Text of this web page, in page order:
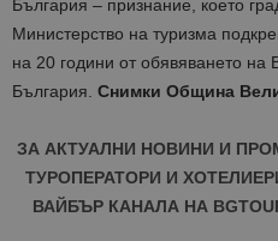
България – признание, което
Министерство на туризма
на 20 години от обявяването
България. Снимки Община
ЗА АКТУАЛНИ НОВИНИ И
ТУРОПЕРАТОРИ И
ВАЙБЪР КАНАЛА НА